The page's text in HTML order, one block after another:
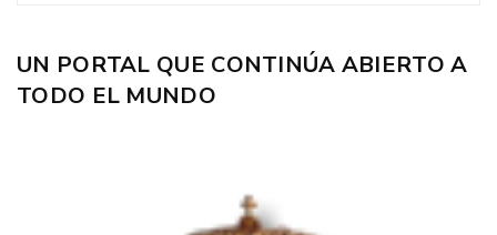
UN PORTAL QUE CONTINÚA ABIERTO A
TODO EL MUNDO